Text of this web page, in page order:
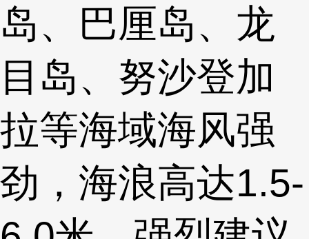
岛、巴厘岛、龙
目岛、努沙登加
拉等海域海风强
劲，海浪高达1.5-